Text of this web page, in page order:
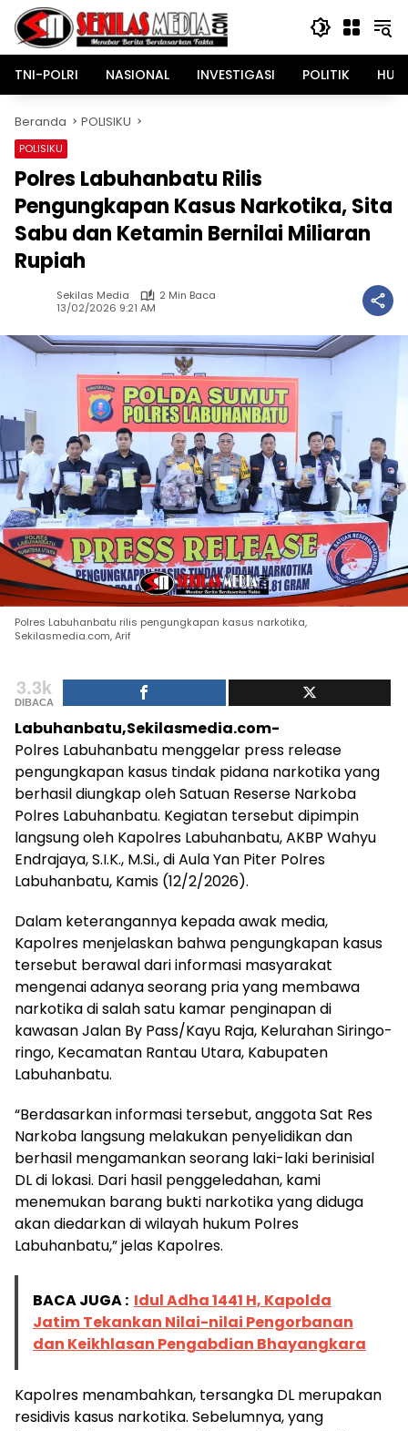
Langsung
konten
TNI-POLRI
NASIONAL INVESTIGASI POLITIK
Beranda POLISIKU
POLISIKU
Polres Labuhanbatu Rilis
Pengungkapan Kasus Narkotika, Sita
Sabu dan Ketamin Bernilai Miliaran
Rupiah
Sekilas Media
2 Min Baca
13/02/2026 9:21 AM
Polres Labuhanbatu rilis pengungkapan kasus narkotika,
Sekilasmedia.com, Arif
3.3k
DIBACA
Labuhanbatu,Sekilasmedia.com-
Polres Labuhanbatu menggelar press release
pengungkapan kasus tindak pidana narkotika yang
berhasil diungkap oleh Satuan Reserse Narkoba
Polres Labuhanbatu. Kegiatan tersebut dipimpin
langsung oleh Kapolres Labuhanbatu, AKBP Wahyu
Endrajaya, S.I.K., M.Si., di Aula Yan Piter Polres
Labuhanbatu, Kamis (12/2/2026).
Dalam keterangannya kepada awak media,
Kapolres menjelaskan bahwa pengungkapan kasus
tersebut berawal dari informasi masyarakat
mengenai adanya seorang pria yang membawa
narkotika di salah satu kamar penginapan di
kawasan Jalan By Pass/Kayu Raja, Kelurahan Siringo-
ringo, Kecamatan Rantau Utara, Kabupaten
Labuhanbatu.
“Berdasarkan informasi tersebut, anggota Sat Res
Narkoba langsung melakukan penyelidikan dan
berhasil mengamankan seorang laki-laki berinisial
DL di lokasi. Dari hasil penggeledahan, kami
menemukan barang bukti narkotika yang diduga
akan diedarkan di wilayah hukum Polres
Labuhanbatu,” jelas Kapolres.
BACA JUGA : Idul Adha 1441 H, Kapolda
Jatim Tekankan Nilai-nilai Pengorbanan
dan Keikhlasan Pengabdian Bhayangkara
Kapolres menambahkan, tersangka DL merupakan
residivis kasus narkotika. Sebelumnya, yang